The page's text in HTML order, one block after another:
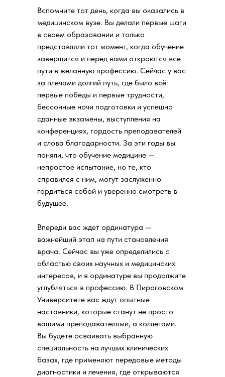
Вспомните тот день, когда вы оказались в
медицинском вузе. Вы делали первые шаги
в своем образовании и только
представляли тот момент, когда обучение
завершится и перед вами откроются все
пути в желанную профессию. Сейчас у вас
за плечами долгий путь, где было всё:
первые победы и первые трудности,
бессонные ночи подготовки и успешно
сданные экзамены, выступления на
конференциях, гордость преподавателей
и слова благодарности. За эти годы вы
поняли, что обучение медицине —
непростое испытание, но те, кто
справился с ним, могут заслуженно
гордиться собой и уверенно смотреть в
будущее.
Впереди вас ждет ординатура —
важнейший этап на пути становления
врача. Сейчас вы уже определились с
областью своих научных и медицинских
интересов, и в ординатуре вы продолжите
углубляться в профессию. В Пироговском
Университете вас ждут опытные
наставники, которые станут не просто
вашими преподавателями, а коллегами.
Вы будете осваивать выбранную
специальность на лучших клинических
базах, где применяют передовые методы
диагностики и лечения, где открываются